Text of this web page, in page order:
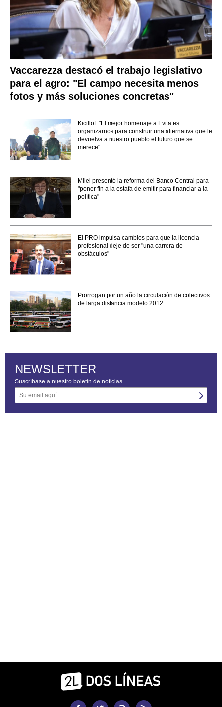
Vaccarezza destacó el trabajo legislativo
para el agro: "El campo necesita menos
fotos y más soluciones concretas"
Kicillof: "El mejor homenaje a Evita es
organizarnos para construir una alternativa que le
devuelva a nuestro pueblo el futuro que se
merece"
Milei presentó la reforma del Banco Central para
"poner fin a la estafa de emitir para financiar a la
política"
El PRO impulsa cambios para que la licencia
profesional deje de ser "una carrera de
obstáculos"
Prorrogan por un año la circulación de colectivos
de larga distancia modelo 2012
NEWSLETTER
Suscríbase a nuestro boletín de noticias